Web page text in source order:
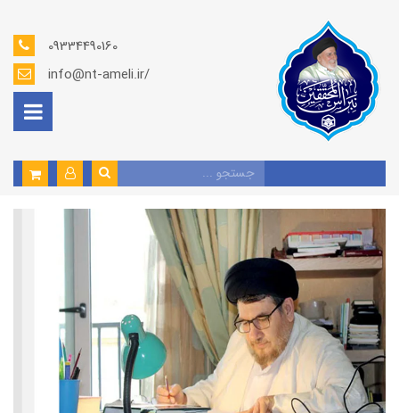
09334490160
info@nt-ameli.ir/